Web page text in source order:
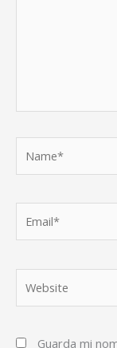
Guarda mi